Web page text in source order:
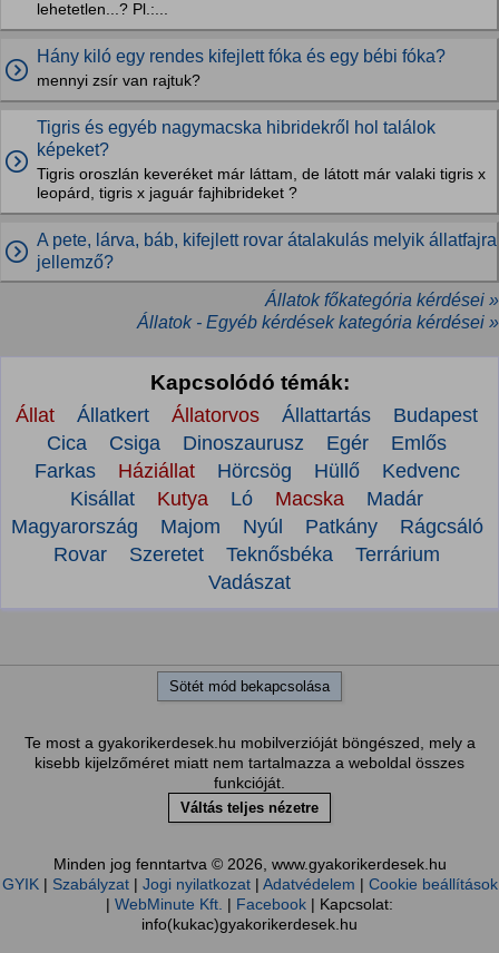
lehetetlen...? Pl.:...
Hány kiló egy rendes kifejlett fóka és egy bébi fóka?
mennyi zsír van rajtuk?
Tigris és egyéb nagymacska hibridekről hol találok
képeket?
Tigris oroszlán keveréket már láttam, de látott már valaki tigris x
leopárd, tigris x jaguár fajhibrideket ?
A pete, lárva, báb, kifejlett rovar átalakulás melyik állatfajra
jellemző?
Állatok főkategória kérdései »
Állatok - Egyéb kérdések kategória kérdései »
Kapcsolódó témák:
Állat Állatkert Állatorvos Állattartás
Budapest
Cica
Csiga Dinoszaurusz Egér
Emlős
Farkas
Háziállat Hörcsög Hüllő
Kedvenc
Kisállat
Kutya Ló Macska
Madár
Magyarország
Majom Nyúl Patkány
Rágcsáló
Rovar
Szeretet Teknősbéka
Terrárium
Vadászat
Sötét mód bekapcsolása
Te most a gyakorikerdesek.hu mobilverzióját böngészed, mely a
kisebb kijelzőméret miatt nem tartalmazza a weboldal összes
funkcióját.
Váltás teljes nézetre
Minden jog fenntartva © 2026, www.gyakorikerdesek.hu
GYIK| Szabályzat| Jogi nyilatkozat| Adatvédelem | Cookie beállítások
| WebMinute Kft. | Facebook | Kapcsolat:
info(kukac)gyakorikerdesek.hu